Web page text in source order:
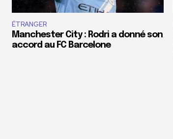
ÉTRANGER
Manchester City : Rodri a donné son
accord au FC Barcelone